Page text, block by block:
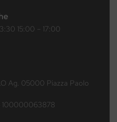
15:00 – 17:00
Ag. 05000 Piazza Paolo